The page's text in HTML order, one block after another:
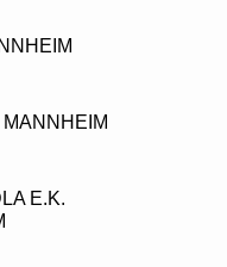
E.K.